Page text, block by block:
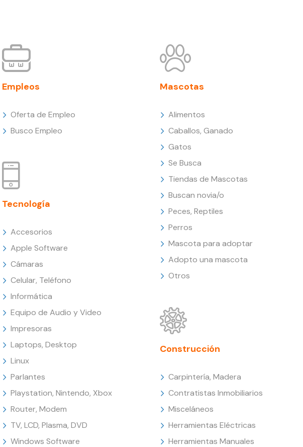
Empleos
Oferta de Empleo
Busco Empleo
Tecnología
Accesorios
Apple Software
Cámaras
Celular, Teléfono
Informática
Equipo de Audio y Video
Impresoras
Laptops, Desktop
Linux
Parlantes
Playstation, Nintendo, Xbox
Router, Modem
TV, LCD, Plasma, DVD
Windows Software
Mascotas
Alimentos
Caballos, Ganado
Gatos
Se Busca
Tiendas de Mascotas
Buscan novia/o
Peces, Reptiles
Perros
Mascota para adoptar
Adopto una mascota
Otros
Construcción
Carpintería, Madera
Contratistas Inmobiliarios
Misceláneos
Herramientas Eléctricas
Herramientas Manuales